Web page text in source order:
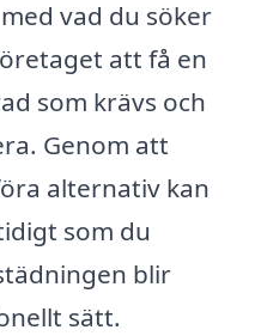
vad du söker
att få en
som krävs och
Genom att
alternativ kan
som du
blir
sätt.